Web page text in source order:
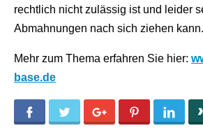
rechtlich nicht zulässig ist und leider
Abmahnungen nach sich ziehen kann.
Mehr zum Thema erfahren Sie hier:
base.de
Facebook Twitter Google+ Pinterest